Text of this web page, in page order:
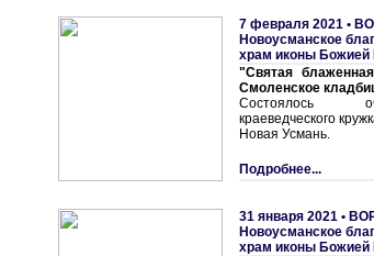
7 февраля 2021 •
Новоусманское
храм иконы Божией
"Святая
Смоленское
Состоялось
краеведческого
Новая Усмань.
Подробнее...
31 января 2021 •
Новоусманское
храм иконы Божией